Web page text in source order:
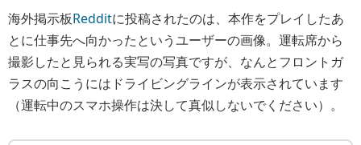
海外掲示板Redditに投稿されたのは、本作をプレイしたあ
とに仕事先へ向かったというユーザーの画像。運転席から
撮影したと見られる実写の写真ですが、なんとフロントガ
ラスの向こうにはドライビングラインが表示されています
（運転中のスマホ操作は決して真似しないでください）。